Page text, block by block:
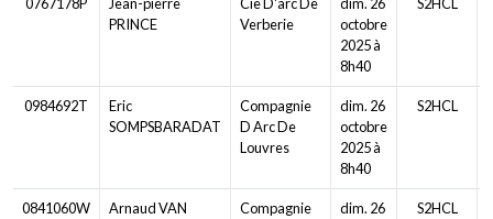
PRINCE
Verberie
octobre
2025 à
8h40
0984692T
Eric
SOMPSBARADAT
Compagnie
D Arc De
Louvres
dim. 26
octobre
2025 à
8h40
S2HCL
0841060W
Arnaud VAN
Compagnie
dim. 26
S2HCL